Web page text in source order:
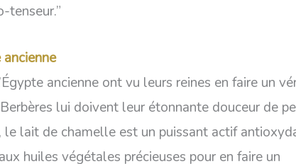
tenseur.”
ancienne ont vu leurs reines en faire un
lui doivent leur étonnante douceur de
lait de chamelle est un puissant actif
huiles végétales précieuses pour en faire un